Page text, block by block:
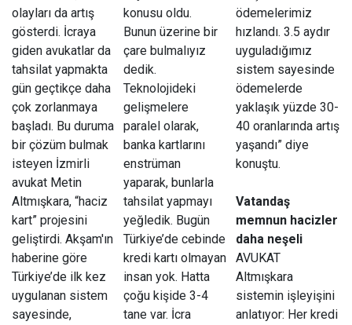
olayları da artış
gösterdi. İcraya
giden avukatlar da
tahsilat yapmakta
gün geçtikçe daha
çok zorlanmaya
başladı. Bu duruma
bir çözüm bulmak
isteyen İzmirli
avukat Metin
Altmışkara, “haciz
kart” projesini
geliştirdi. Akşam'ın
haberine göre
Türkiye’de ilk kez
uygulanan sistem
sayesinde,
konusu oldu.
Bunun üzerine bir
çare bulmalıyız
dedik.
Teknolojideki
gelişmelere
paralel olarak,
banka kartlarını
enstrüman
yaparak, bunlarla
tahsilat yapmayı
yeğledik. Bugün
Türkiye’de cebinde
kredi kartı olmayan
insan yok. Hatta
çoğu kişide 3-4
tane var. İcra
ödemelerimiz
hızlandı. 3.5 aydır
uyguladığımız
sistem sayesinde
ödemelerde
yaklaşık yüzde 30-
40 oranlarında artış
yaşandı” diye
konuştu.
Vatandaş
memnun hacizler
daha neşeli
AVUKAT
Altmışkara
sistemin işleyişini
anlatıyor: Her kredi